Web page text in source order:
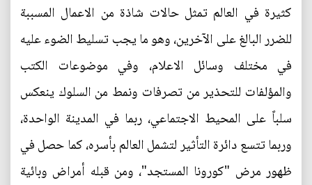
كثيرة في العالم تمثل حالات شاذة من الاعمال المسببة
للضرر البالغ على الآخرين، وهو ما يجب تسليط الضوء عليه
في مختلف وسائل الاعلام، وفي موضوعات الكتب
والمؤلفات للتحذير من تصرفات ونمط من السلوك ينعكس
سلباً على المحيط الاجتماعي، ربما في المدينة الواحدة،
وربما تتسع دائرة التأثير لتشمل العالم بأسره، كما حصل في
ظهور مرض "كورونا المستجد"، ومن قبله أمراض وبائية